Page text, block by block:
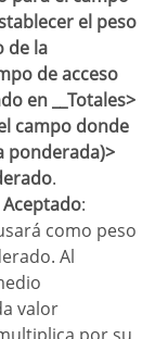
el peso
de la
de acceso
en __Totales>
campo donde
ponderada)>
.
Aceptado:
como peso
Al
valor